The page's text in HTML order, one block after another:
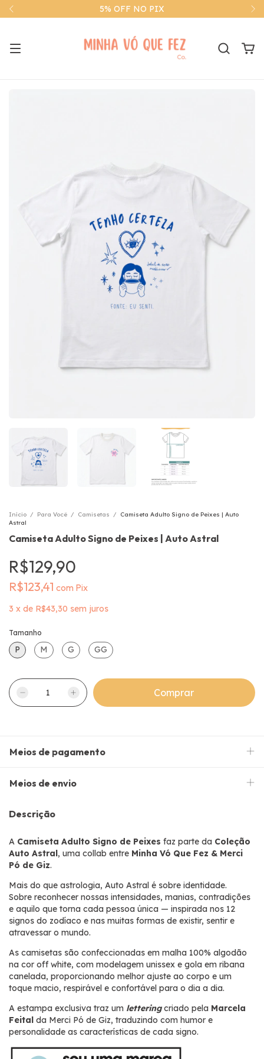
5% OFF NO PIX
Início / Para Você / Camisetas /
Camiseta Adulto Signo de Peixes | Auto
Astral
Camiseta Adulto Signo de Peixes | Auto Astral
R$129,90
R$123,41 com Pix
3 x de R$43,30 sem juros
Tamanho
P M G GG
Meios de pagamento
Meios de envio
Descrição
A Camiseta Adulto Signo de Peixes faz parte da Coleção
Auto Astral, uma collab entre Minha Vó Que Fez & Merci
Pó de Giz.
Mais do que astrologia, Auto Astral é sobre identidade.
Sobre reconhecer nossas intensidades, manias, contradições
e aquilo que torna cada pessoa única — inspirada nos 12
signos do zodíaco e nas muitas formas de existir, sentir e
atravessar o mundo.
As camisetas são confeccionadas em malha 100% algodão
na cor off white, com modelagem unissex e gola em ribana
canelada, proporcionando melhor ajuste ao corpo e um
toque macio, respirável e confortável para o dia a dia.
A estampa exclusiva traz um letteringcriado pela Marcela
Feital da Merci Pó de Giz, traduzindo com humor e
personalidade as características de cada signo.